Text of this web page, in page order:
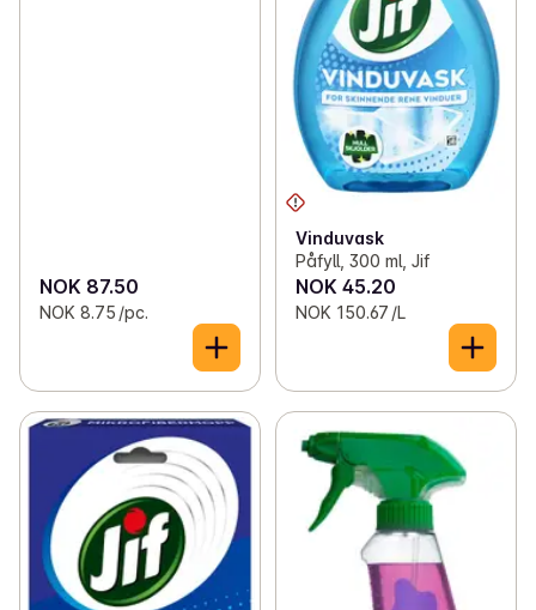
NOK 87.50
NOK 8.75 /pc.
Vinduvask
Påfyll, 300 ml, Jif
NOK 45.20
NOK 150.67 /L